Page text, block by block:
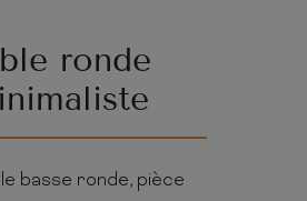
ronde
basse ronde, pièce